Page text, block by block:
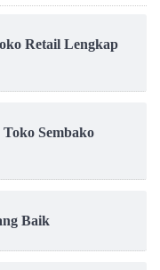
Retail Lengkap
Sembako
Baik